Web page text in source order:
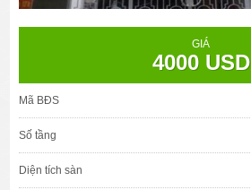
GIÁ
4000 USD
Mã BĐS
Số tầng
Diện tích sàn